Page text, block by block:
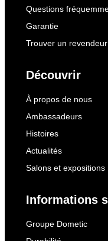
Questions
Garantie
Trouver un revendeur
Découvrir
À propos de nous
Ambassadeurs
Histoires
Actualités
Salons et expositions
Informations
Groupe Dometic